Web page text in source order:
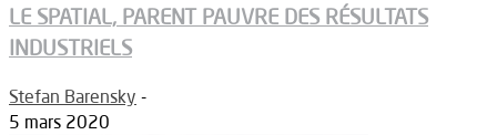
LE SPATIAL, PARENT PAUVRE DES RÉSULTATS
INDUSTRIELS
Stefan Barensky -
5 mars 2020